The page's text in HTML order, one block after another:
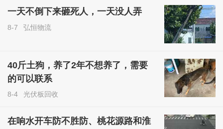
一天不倒下来砸死人，一天没人弄
8-7 弘恒物流
40斤土狗，养了2年不想养了，需要
的可以联系
8-4 光伏板回收
在响水开车防不胜防、桃花源路和淮